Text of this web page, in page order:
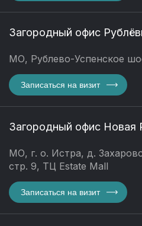
Загородный офис
МО, Рублево-Успенское
Записаться на визит
Загородный офис Новая
МО, г. о. Истра, д.
стр. 9, ТЦ Estate Mall
Записаться на визит